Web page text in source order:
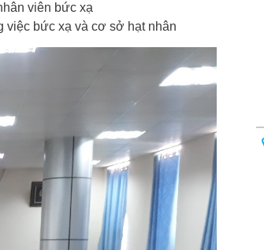
viên bức xạ
việc bức xạ và cơ sở hạt nhân